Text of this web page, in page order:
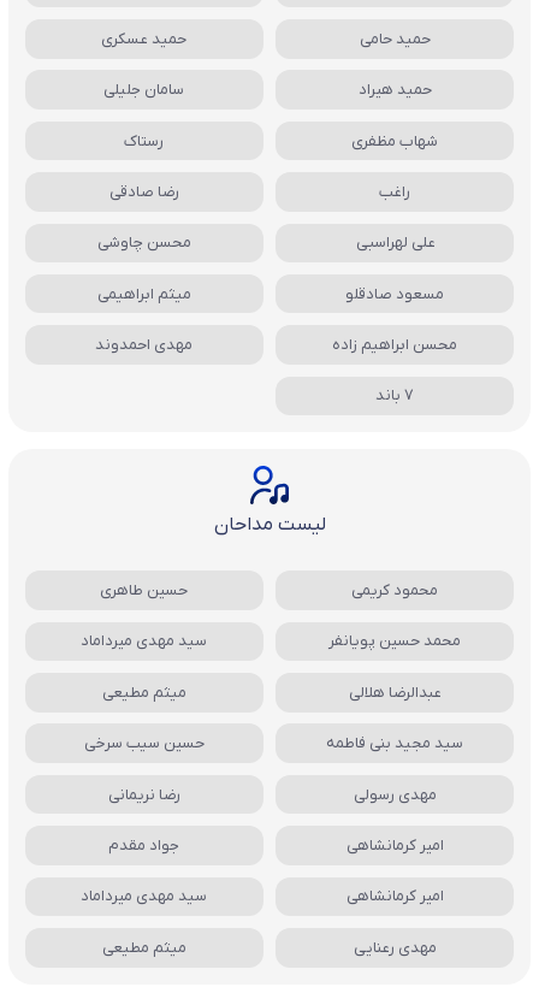
حمید حامی حمید عسکری
حمید هیراد سامان جلیلی
شهاب مظفری رستاک
راغب رضا صادقی
علی لهراسبی محسن چاوشی
مسعود صادقلو میثم ابراهیمی
محسن ابراهیم زاده مهدی احمدوند
7 باند
لیست مداحان
محمود کریمی حسین طاهری
محمد حسین پویانفر سید مهدی میرداماد
عبدالرضا هلالی میثم مطیعی
سید مجید بنی فاطمه حسین سیب سرخی
مهدی رسولی رضا نریمانی
امیر کرمانشاهی جواد مقدم
امیر کرمانشاهی سید مهدی میرداماد
مهدی رعنایی میثم مطیعی